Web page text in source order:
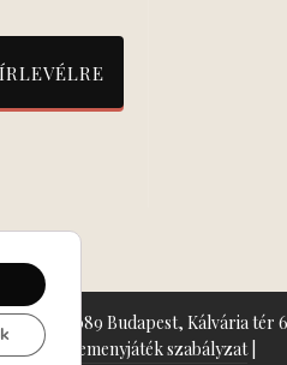
1089 Budapest, Kálvária tér
Nyeremenyjáték szabályzat|